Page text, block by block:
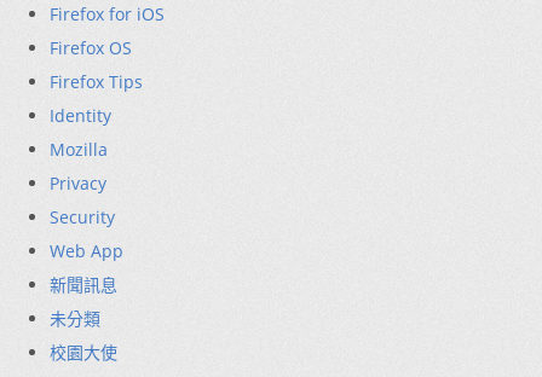
Firefox for iOS
Firefox OS
Firefox Tips
Identity
Mozilla
Privacy
Security
Web App
新聞訊息
未分類
校園大使